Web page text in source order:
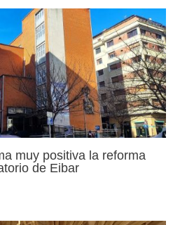
muy positiva la reforma
de Eibar